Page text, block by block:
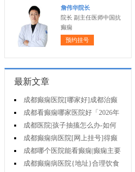
詹伟华院长
院长 副主任医师中国抗
癫痫
预约挂号
最新文章
成都癫痫医院[哪家好]成都治癫
痫的医院有哪些?
成都看癫痫哪家医院好「2026年
度公布」孩子肚子疼当心是癫痫作
祟!
成都医院|孩子抽搐怎么办-如何
选择治疗小儿癫痫的方式?
成都癫痫病医院[网上挂号]得癫
痫的孩子能正常上学吗?
成都哪个医院能看癫痫|癫痫主要
护理有哪些?
成都癫痫病医院{地址}合理饮食